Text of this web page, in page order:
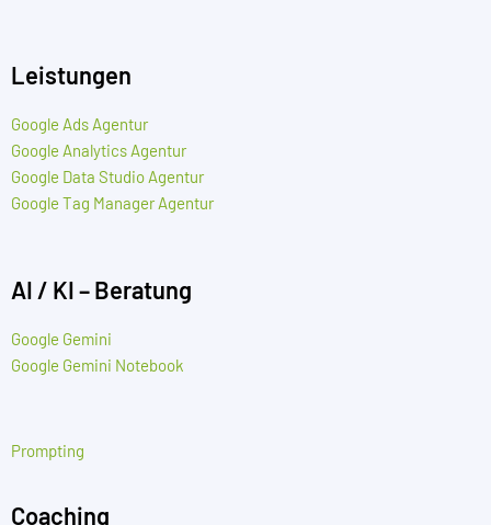
Leistungen
Google Ads Agentur
Google Analytics Agentur
Google Data Studio Agentur
Google Tag Manager Agentur
AI / KI – Beratung
Google Gemini
Google Gemini Notebook
Prompting
Coaching